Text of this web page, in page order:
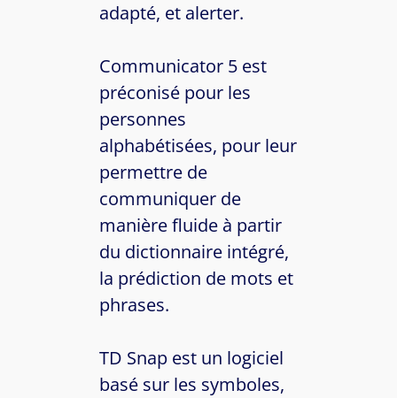
adapté, et alerter.
Communicator 5 est
préconisé pour les
personnes
alphabétisées, pour leur
permettre de
communiquer de
manière fluide à partir
du dictionnaire intégré,
la prédiction de mots et
phrases.
TD Snap est un logiciel
basé sur les symboles,